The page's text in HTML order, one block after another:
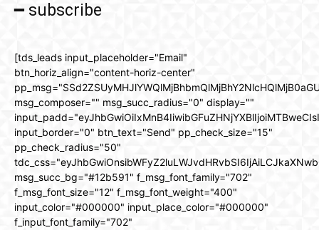
━ subscribe
[tds_leads input_placeholder="Email"
btn_horiz_align="content-horiz-center"
msg_composer="" msg_succ_radius="0" display=""
input_border="0" btn_text="Send" pp_check_size="15"
pp_check_radius="50"
msg_succ_bg="#12b591" f_msg_font_family="702"
f_msg_font_size="12" f_msg_font_weight="400"
input_color="#000000" input_place_color="#000000"
f_input_font_family="702"